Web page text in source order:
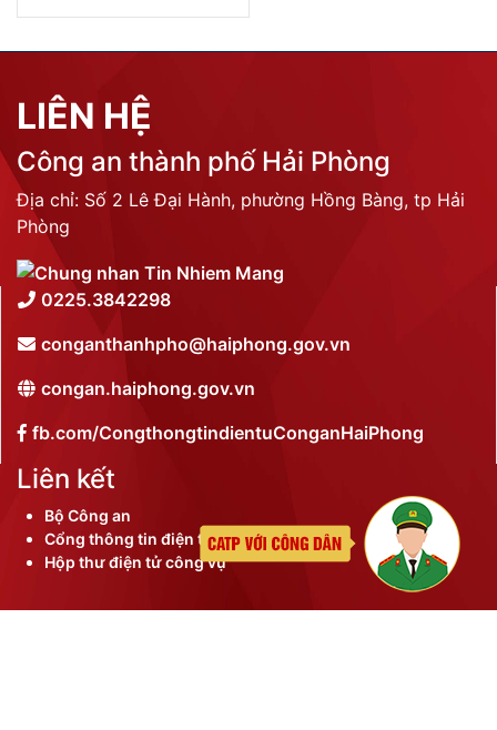
LIÊN HỆ
Công an thành phố Hải Phòng
Địa chỉ: Số 2 Lê Đại Hành, phường Hồng Bàng, tp Hải
Phòng
0225.3842298
conganthanhpho@haiphong.gov.vn
congan.haiphong.gov.vn
fb.com/CongthongtindientuConganHaiPhong
Liên kết
Bộ Công an
Cổng thông tin điện tử thành phố
Hộp thư điện tử công vụ